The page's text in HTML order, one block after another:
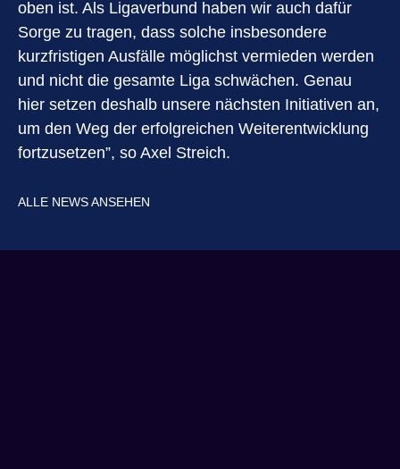
oben ist. Als Ligaverbund haben wir auch dafür
Sorge zu tragen, dass solche insbesondere
kurzfristigen Ausfälle möglichst vermieden werden
und nicht die gesamte Liga schwächen. Genau
hier setzen deshalb unsere nächsten Initiativen an,
um den Weg der erfolgreichen Weiterentwicklung
fortzusetzen”, so Axel Streich.
ALLE NEWS ANSEHEN